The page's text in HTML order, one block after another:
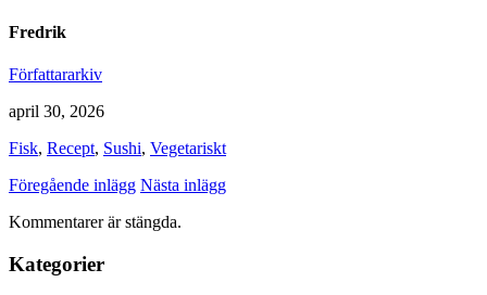
Fredrik
Författararkiv
april 30, 2026
Fisk, Recept, Sushi, Vegetariskt
Föregående inlägg Nästa inlägg
Kommentarer är stängda.
Kategorier